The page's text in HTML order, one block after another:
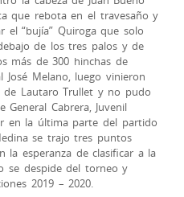
que rebota en el travesaño y
el “bujía” Quiroga que solo
de los tres palos y de
más de 300 hinchas de
José Melano, luego vinieron
de Lautaro Trullet y no pudo
General Cabrera, Juvenil
en la última parte del partido
se trajo tres puntos
la esperanza de clasificar a la
se despide del torneo y
2019 – 2020.